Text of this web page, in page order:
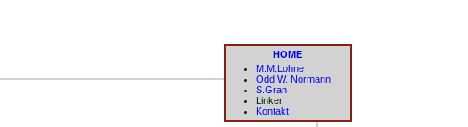
HOME
M.M.Lohne
Odd W. Normann
S.Gran
Linker
Kontakt